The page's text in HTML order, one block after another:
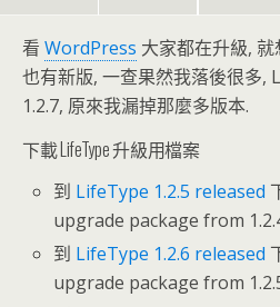
看 WordPress 大家都在升級, 就
也有新版, 一查果然我落後很多,
1.2.7, 原來我漏掉那麼多版本.
下載 LifeType 升級用檔案
到 LifeType 1.2.5 released
upgrade package from
到 LifeType 1.2.6 released
upgrade package from